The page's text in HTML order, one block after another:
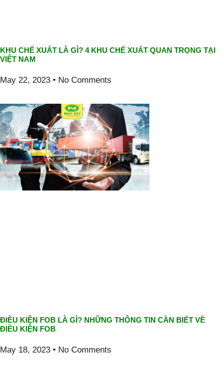
KHU CHẾ XUẤT LÀ GÌ? 4 KHU CHẾ XUẤT QUAN TRỌNG TẠI
VIỆT NAM
May 22, 2023 No Comments
ĐIỀU KIỆN FOB LÀ GÌ? NHỮNG THÔNG TIN CẦN BIẾT VỀ
ĐIỀU KIỆN FOB
May 18, 2023 No Comments